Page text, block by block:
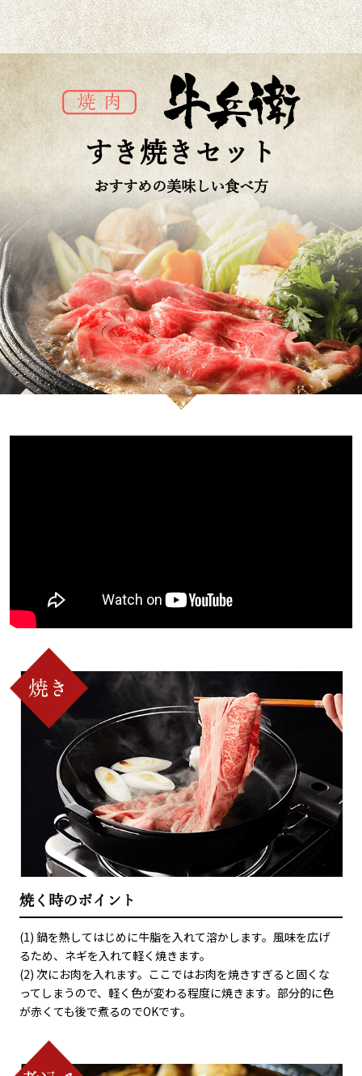
すき焼きセット
おすすめの美味しい食べ方
焼く時のポイント
(1) 鍋を熱してはじめに牛脂を入れて溶かします。風味を広げ
るため、ネギを入れて軽く焼きます。
(2) 次にお肉を入れます。ここではお肉を焼きすぎると固くな
ってしまうので、軽く色が変わる程度に焼きます。部分的に色
が赤くても後で煮るのでOKです。